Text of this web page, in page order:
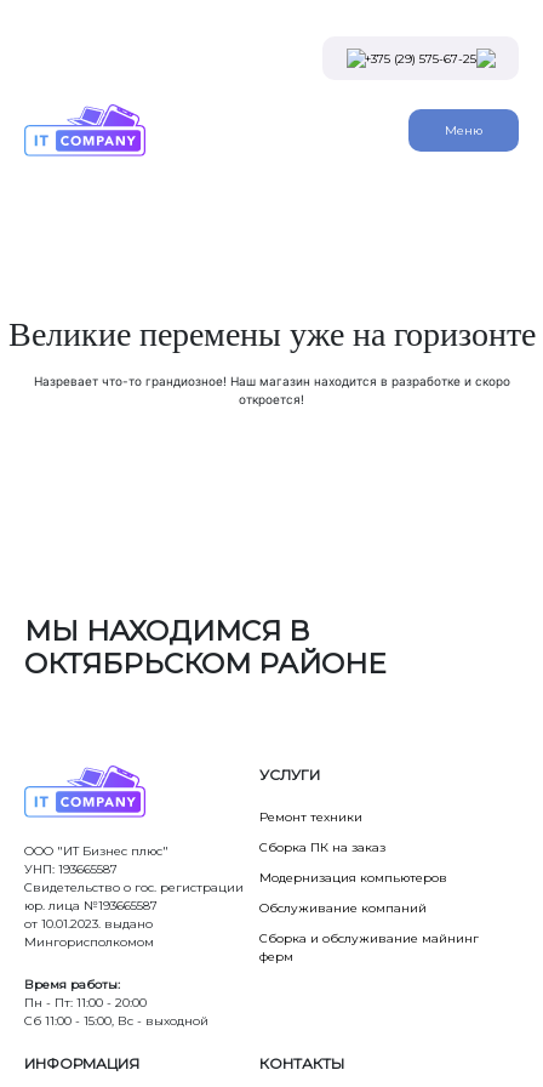
+375 (29) 575-67-25
Меню
Великие перемены уже на горизонте
Назревает что-то грандиозное! Наш магазин находится в разработке и скоро
откроется!
МЫ НАХОДИМСЯ В
ОКТЯБРЬСКОМ РАЙОНЕ
ООО "ИТ Бизнес плюс"
УНП: 193665587
Свидетельство о гос. регистрации
юр. лица №193665587
от 10.01.2023. выдано
Мингорисполкомом
Время работы:
Пн - Пт: 11:00 - 20:00
Сб 11:00 - 15:00, Вс - выходной
УСЛУГИ
Ремонт техники
Сборка ПК на заказ
Модернизация компьютеров
Обслуживание компаний
Сборка и обслуживание майнинг
ферм
ИНФОРМАЦИЯ КОНТАКТЫ